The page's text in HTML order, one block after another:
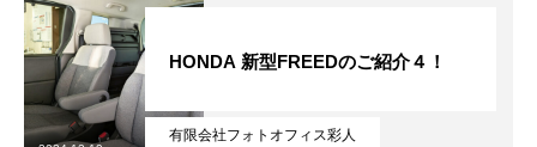
有限会社フォトオフィス彩人
HONDA 新型FREEDのご紹介４！